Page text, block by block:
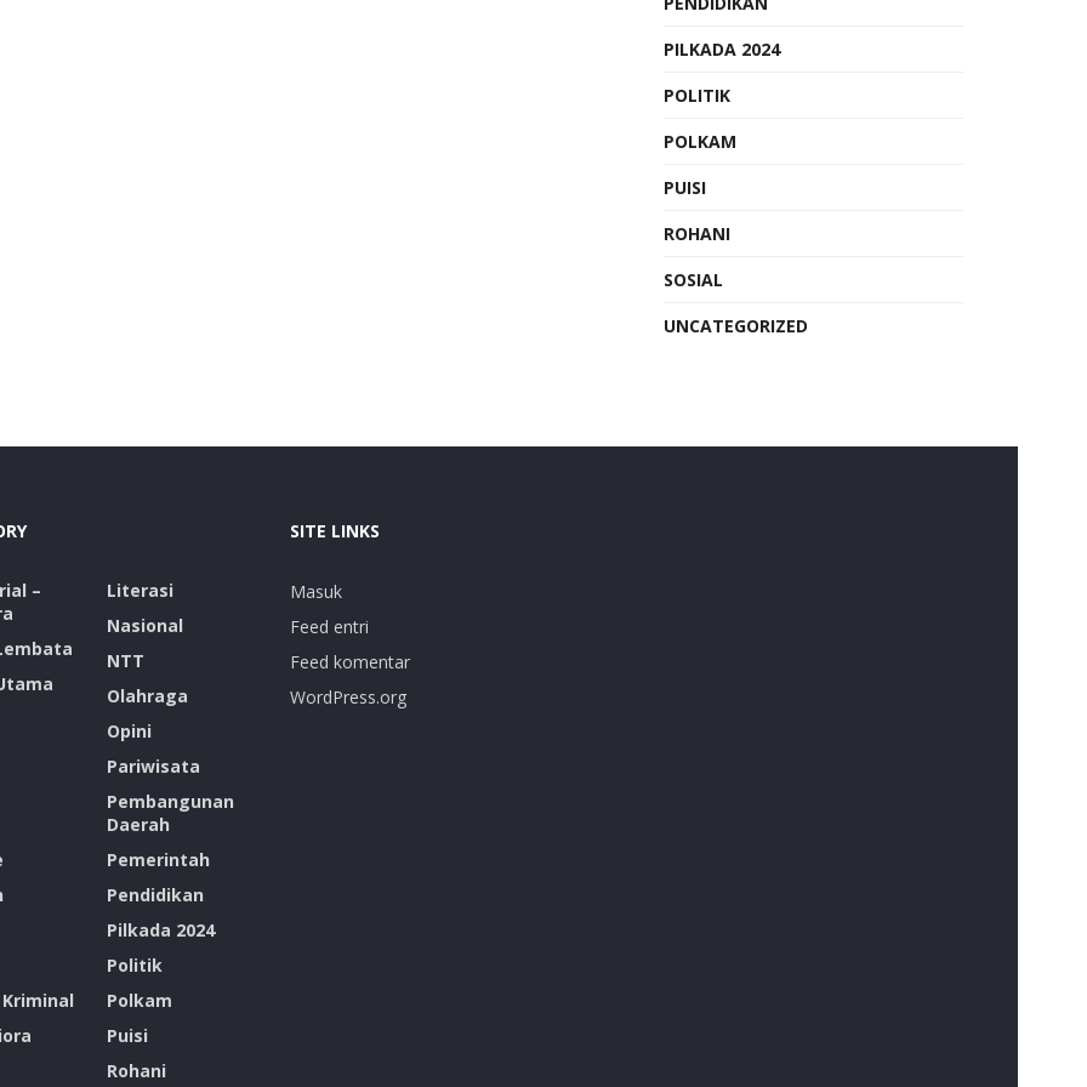
PILKADA 2024
POLITIK
POLKAM
PUISI
ROHANI
SOSIAL
UNCATEGORIZED
–
Literasi
Nasional
NTT
Olahraga
Opini
Pariwisata
Pembangunan
Daerah
Pemerintah
Pendidikan
Pilkada 2024
Politik
Polkam
Puisi
Rohani
SITE LINKS
Masuk
Feed entri
Feed komentar
WordPress.org